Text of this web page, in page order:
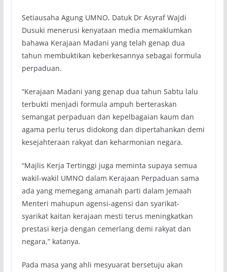
Setiausaha Agung UMNO, Datuk Dr Asyraf Wajdi
Dusuki menerusi kenyataan media memaklumkan
bahawa Kerajaan Madani yang telah genap dua
tahun membuktikan keberkesannya sebagai formula
perpaduan.
“Kerajaan Madani yang genap dua tahun Sabtu lalu
terbukti menjadi formula ampuh berteraskan
semangat perpaduan dan kepelbagaian kaum dan
agama perlu terus didokong dan dipertahankan demi
kesejahteraan rakyat dan keharmonian negara.
“Majlis Kerja Tertinggi juga meminta supaya semua
wakil-wakil UMNO dalam Kerajaan Perpaduan sama
ada yang memegang amanah parti dalam Jemaah
Menteri mahupun agensi-agensi dan syarikat-
syarikat kaitan kerajaan mesti terus meningkatkan
prestasi kerja dengan cemerlang demi rakyat dan
negara,” katanya.
Pada masa yang ahli mesyuarat bersetuju akan